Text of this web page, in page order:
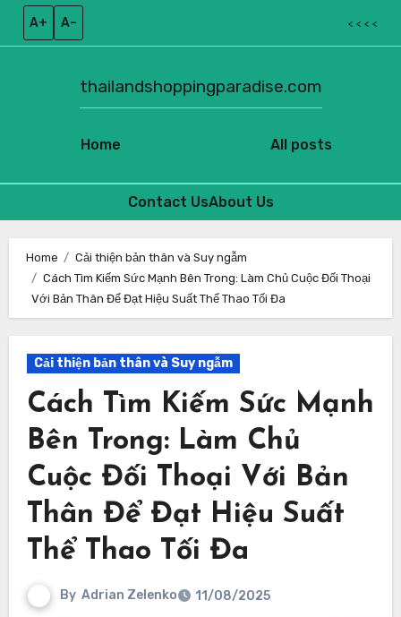
A+ A– < < < <
Home
thailandshoppingparadise.com
All posts
Contact UsAbout Us
content
Home
Cải thiện bản thân và Suy ngẫm
Cách Tìm Kiếm Sức Mạnh Bên Trong: Làm Chủ Cuộc Đối Thoại
Với Bản Thân Để Đạt Hiệu Suất Thể Thao Tối Đa
Cải thiện bản thân và Suy ngẫm
Cách Tìm Kiếm Sức Mạnh
Bên Trong: Làm Chủ
Cuộc Đối Thoại Với Bản
Thân Để Đạt Hiệu Suất
Thể Thao Tối Đa
By Adrian Zelenko 11/08/2025